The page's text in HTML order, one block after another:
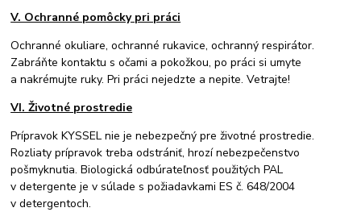
V. Ochranné pomôcky pri práci
Ochranné okuliare, ochranné rukavice, ochranný respirátor.
Zabráňte kontaktu s očami a pokožkou, po práci si umyte
a nakrémujte ruky. Pri práci nejedzte a nepite. Vetrajte!
VI. Životné prostredie
Prípravok KYSSEL nie je nebezpečný pre životné prostredie.
Rozliaty prípravok treba odstrániť, hrozí nebezpečenstvo
pošmyknutia. Biologická odbúrateľnosť použitých PAL
v detergente je v súlade s požiadavkami ES č. 648/2004
v detergentoch.